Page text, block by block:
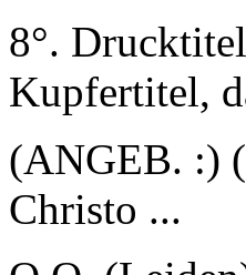
8°.
Kupfertitel,
(ANGEB. :)
Christo ...